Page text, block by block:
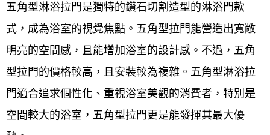
五角型淋浴拉門是獨特的鑽石切割造型的淋浴門款
式，成為浴室的視覺焦點。五角型拉門能營造出寬敞
明亮的空間感，且能增加浴室的設計感。不過，五角
型拉門的價格較高，且安裝較為複雜。五角型淋浴拉
門適合追求個性化、重視浴室美觀的消費者，特別是
空間較大的浴室，五角型拉門更是能發揮其最大優